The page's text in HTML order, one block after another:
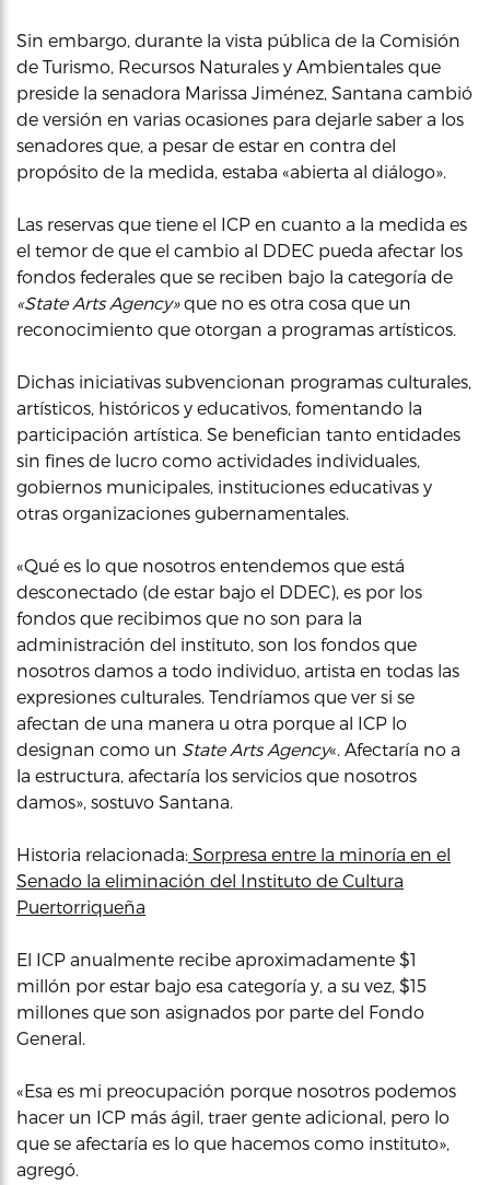
Sin embargo, durante la vista pública de la Comisión
de Turismo, Recursos Naturales y Ambientales que
preside la senadora Marissa Jiménez, Santana cambió
de versión en varias ocasiones para dejarle saber a los
senadores que, a pesar de estar en contra del
propósito de la medida, estaba «abierta al diálogo».
Las reservas que tiene el ICP en cuanto a la medida es
el temor de que el cambio al DDEC pueda afectar los
fondos federales que se reciben bajo la categoría de
«State Arts Agency»que no es otra cosa que un
reconocimiento que otorgan a programas artísticos.
Dichas iniciativas subvencionan programas culturales,
artísticos, históricos y educativos, fomentando la
participación artística. Se benefician tanto entidades
sin fines de lucro como actividades individuales,
gobiernos municipales, instituciones educativas y
otras organizaciones gubernamentales.
«Qué es lo que nosotros entendemos que está
desconectado (de estar bajo el DDEC), es por los
fondos que recibimos que no son para la
administración del instituto, son los fondos que
nosotros damos a todo individuo, artista en todas las
expresiones culturales. Tendríamos que ver si se
afectan de una manera u otra porque al ICP lo
designan como un State Arts Agency«. Afectaría no a
la estructura, afectaría los servicios que nosotros
damos», sostuvo Santana.
Historia relacionada: Sorpresa entre la minoría en el
Senado la eliminación del Instituto de Cultura
Puertorriqueña
El ICP anualmente recibe aproximadamente $1
millón por estar bajo esa categoría y, a su vez, $15
millones que son asignados por parte del Fondo
General.
«Esa es mi preocupación porque nosotros podemos
hacer un ICP más ágil, traer gente adicional, pero lo
que se afectaría es lo que hacemos como instituto»,
agregó.